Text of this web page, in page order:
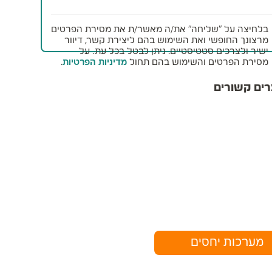
על "שליחה" את/ה מאשר/ת את מסירת הפרטים
החופשי ואת השימוש בהם ליצירת קשר, דיוור
ולצרכים סטטיסטיים. ניתן לבטל בכל עת. על
הפרטים והשימוש בהם תחולמדיניות הפרטיות.
קשורים
מערכות יחסים